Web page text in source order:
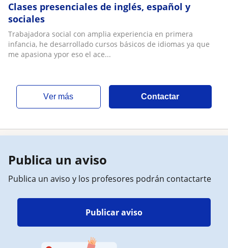
Clases presenciales de inglés, español y
sociales
Trabajadora social con amplia experiencia en primera
infancia, he desarrollado cursos básicos de idiomas ya que
me apasiona ypor eso el ace...
ver más Contactar
Publica un aviso
Publica un aviso y los profesores podrán contactarte
Publicar aviso